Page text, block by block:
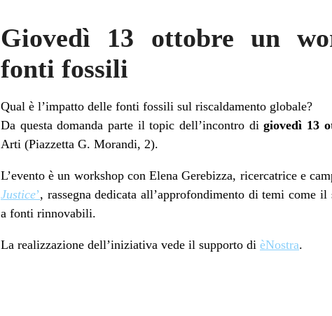
Giovedì 13 ottobre un
fonti fossili
Qual è l’impatto delle fonti fossili sul riscaldamento globale?
Da questa domanda parte il topic dell’incontro digiovedì 13
Arti (Piazzetta G. Morandi, 2).
L’evento è un workshop con Elena Gerebizza, ricercatrice e
Justice’, rassegna dedicata all’approfondimento di temi come
a fonti rinnovabili.
La realizzazione dell’iniziativa vede il supporto di èNostra.